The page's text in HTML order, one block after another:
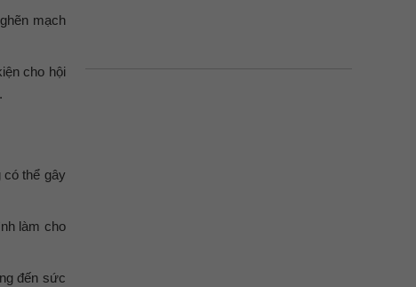
mạch
cho hội
thể gây
làm cho
đến sức